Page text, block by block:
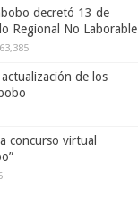
decretó 13 de
Regional No Laborable
63,385
de los
concurso virtual